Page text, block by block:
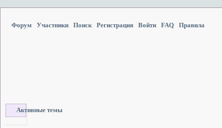
Форум Участники Поиск Регистрация Войти FAQ Правила
Активные темы